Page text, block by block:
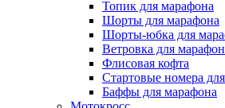
Топик для марафона
Шорты для марафона
Шорты-юбка для
Ветровка для
Флисовая кофта
Стартовые номера
Баффы для марафона